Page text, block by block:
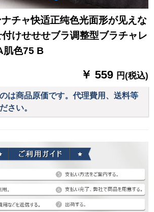
チャ快适正纯色光面形が见えな
けせせせブラ调整型ブラチャレ
肌色75 B
￥ 559 円(税込)
は商品原価です。代理費用、送料等
さい。